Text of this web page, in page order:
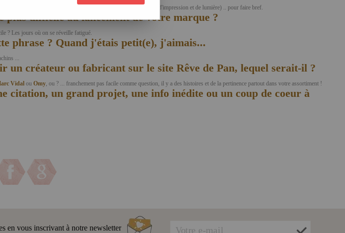
( lithographie / Lite : mélange d'impression et de lumière) .. pour faire bref.
plus difficile au lancement de votre marque ?
? Les jours où on se réveille fatigué.
phrase ? Quand j'étais petit(e), j'aimais...
...
un créateur ou fabricant sur le site Rêve de Pan, lequel serait-il ?
Vidal ou Omy, ou ? ... franchement pas facile comme question, il y a des histoires et de la pertinence partout dans votre assortiment !
citation, un grand projet, une info inédite ou un coup de coeur à
en vous inscrivant à notre newsletter